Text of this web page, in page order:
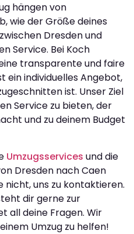
hängen von
wie der Größe deines
Dresden und
Service. Bei Koch
transparente und faire
ein individuelles Angebot,
ist. Unser Ziel
Service zu bieten, der
und zu deinem Budget
Umzugsservices und die
Dresden nach Caen
uns zu kontaktieren.
dir gerne zur
all deine Fragen. Wir
Umzug zu helfen!